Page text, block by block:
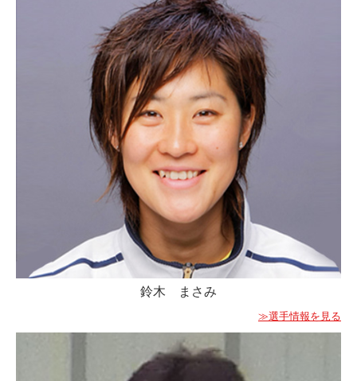
阿部 速秀 選手
選手・お客様の声
取扱店舗情報
お問い合わせ
AthleteX Information
AthleteX メディア掲載情報
鈴木 まさみ
≫選手情報を見る